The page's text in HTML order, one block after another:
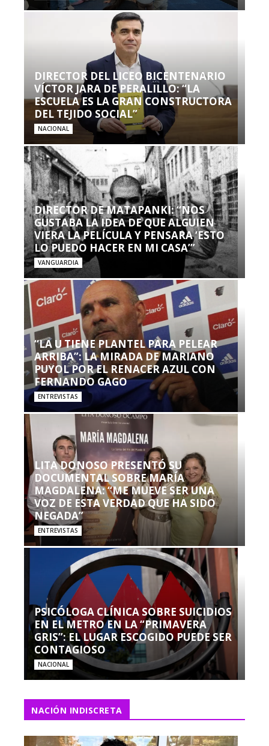
DIRECTOR DEL LICEO BICENTENARIO
VÍCTOR JARA DE PERALILLO: “LA
ESCUELA ES LA GRAN CONSTRUCTORA
DEL TEJIDO SOCIAL”
NACIONAL
DIRECTOR DE MATAPANKI: “NOS
GUSTABA LA IDEA DE QUE ALGUIEN
VIERA LA PELÍCULA Y PENSARA ‘ESTO
LO PUEDO HACER EN MI CASA’”
VANGUARDIA
“LA U TIENE PLANTEL PARA PELEAR
ARRIBA”: LA MIRADA DE MARIANO
PUYOL POR EL RENACER AZUL CON
FERNANDO GAGO
ENTREVISTAS
LITA DONOSO PRESENTÓ SU
DOCUMENTAL SOBRE MARÍA
MAGDALENA: “ME MUEVE SER UNA
VOZ DE ESTA VERDAD QUE HA SIDO
NEGADA”
ENTREVISTAS
PSICÓLOGA CLÍNICA SOBRE SUICIDIOS
EN EL METRO EN LA “PRIMAVERA
GRIS”: EL LUGAR ESCOGIDO PUEDE SER
CONTAGIOSO
NACIONAL
NACIÓN INDISCRETA